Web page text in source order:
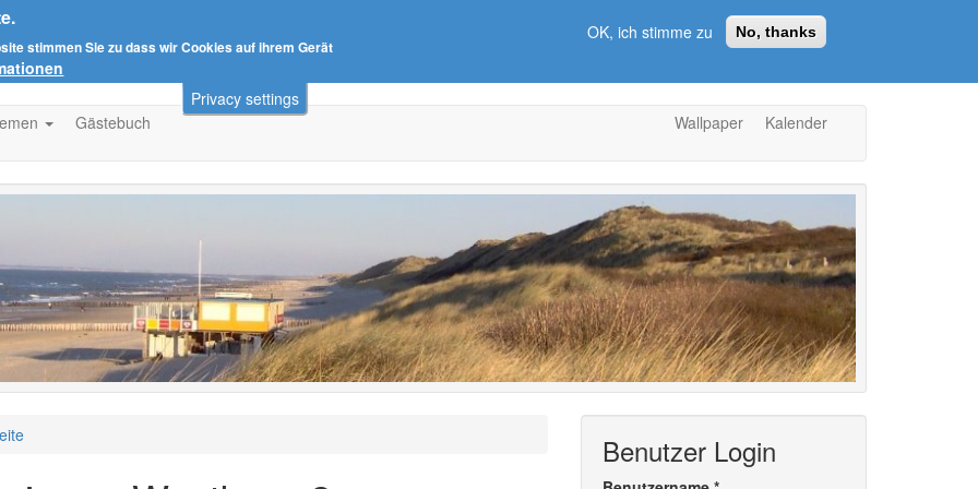
Privacy settings
stimmen Sie zu dass wir Cookies auf ihrem Gerät
OK, ich stimme zu No, thanks
Gästebuch Wallpaper Kalender
Benutzer Login